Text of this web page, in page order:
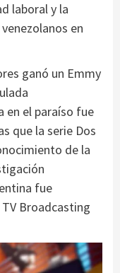
laboral y la
en
ganó un Emmy
en el paraíso fue
que la serie Dos
de la
fue
Broadcasting